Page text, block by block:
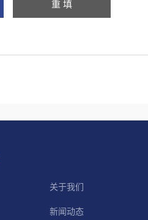
关于我们
新闻动态